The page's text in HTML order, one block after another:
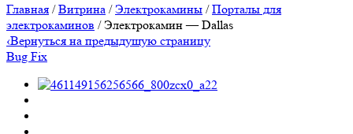
Главная /Витрина /Электрокамины /Порталы для
электрокаминов / Электрокамин — Dallas
‹Вернуться на предыдущую страницу
Bug Fix